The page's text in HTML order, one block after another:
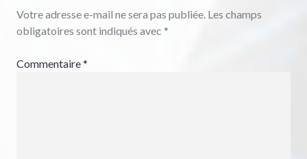
Votre adresse e-mail ne sera pas publiée. Les champs
obligatoires sont indiqués avec *
Commentaire*